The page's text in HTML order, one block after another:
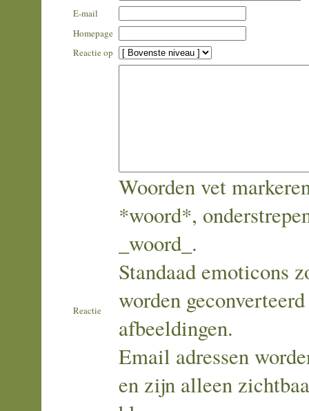
E-mail
Homepage
Reactie op
Reactie
Woorden vet
*woord*,
_woord_.
Standaad emoticons
worden
afbeeldingen.
Email adressen
en zijn alleen